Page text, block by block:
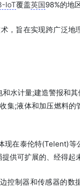
IoT覆盖英国98%的地区
，旨在实现跨广泛地
水计量;建造警报和
集;液体和加压燃料的
现在泰伦特(Telent)
供可扩展的、经得起
控制器和传感器的数